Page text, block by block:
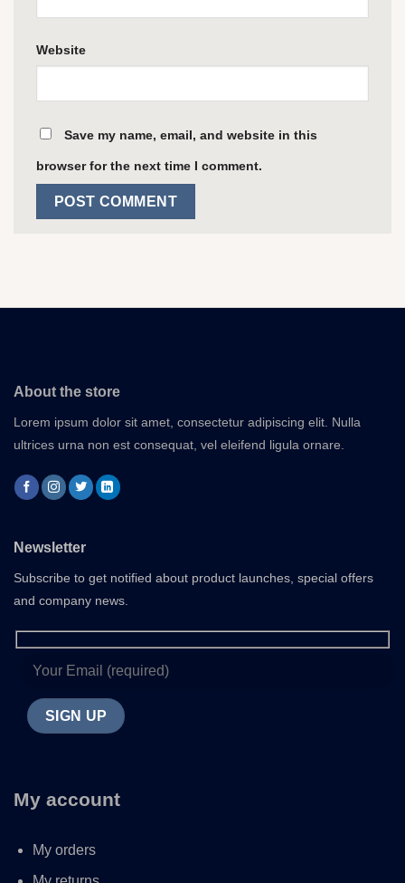
Website
Save my name, email, and website in this
browser for the next time I comment.
About the store
Lorem ipsum dolor sit amet, consectetur adipiscing elit. Nulla
ultrices urna non est consequat, vel eleifend ligula ornare.
My account
My orders
Newsletter
Subscribe to get notified about product launches, special offers
and company news.